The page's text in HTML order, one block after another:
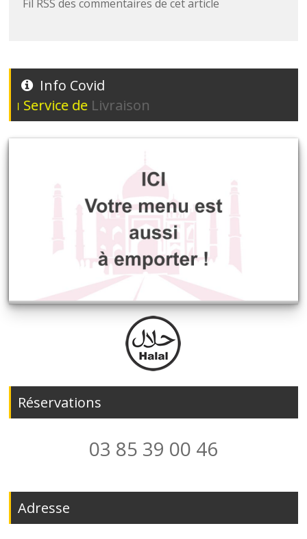
Fil RSS des commentaires de cet article
Info Covid
deLivraison
Réservations
03 85 39 00 46
Adresse